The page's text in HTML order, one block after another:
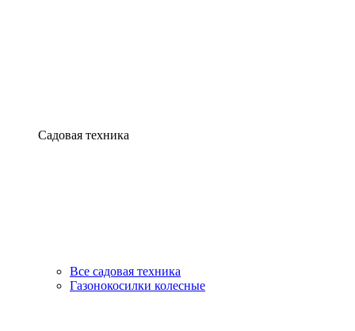
Садовая техника
Все садовая техника
Газонокосилки колесные